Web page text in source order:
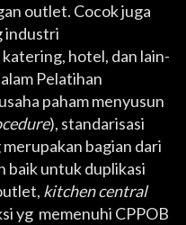
outlet. Cocok juga
industri
hotel, dan lain-
Pelatihan
paham menyusun
), standarisasi
bagian dari
baik untuk duplikasi
kitchen central
yg memenuhi CPPOB